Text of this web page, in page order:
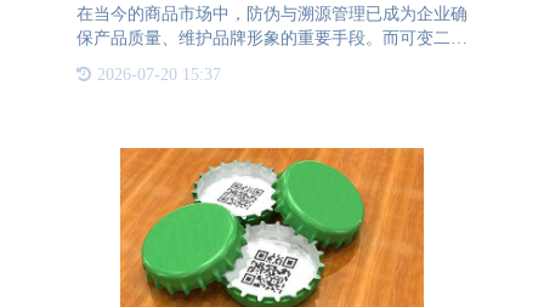
在当今的商品市场中，防伪与溯源管理已成为企业确
保产品质量、维护品牌形象的重要手段。而可变二维
码，作为一种先进的信息技术，正逐渐在这一领域发
挥越来越重要的作用。 可变二维码，顾名思义，其
2026-07-20 15:37